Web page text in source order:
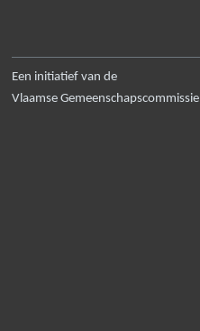
Een initiatief van de
Vlaamse Gemeenschapscommissie